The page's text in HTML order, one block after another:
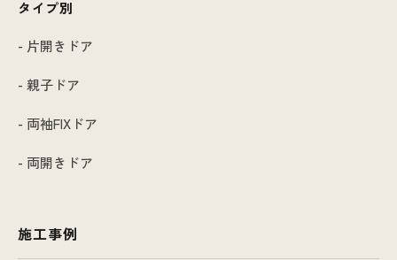
タイプ別
- 片開きドア
- 親子ドア
- 両袖FIXドア
- 両開きドア
施工事例